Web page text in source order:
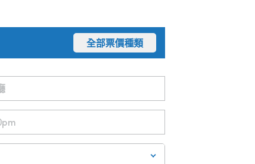
全部票價種類